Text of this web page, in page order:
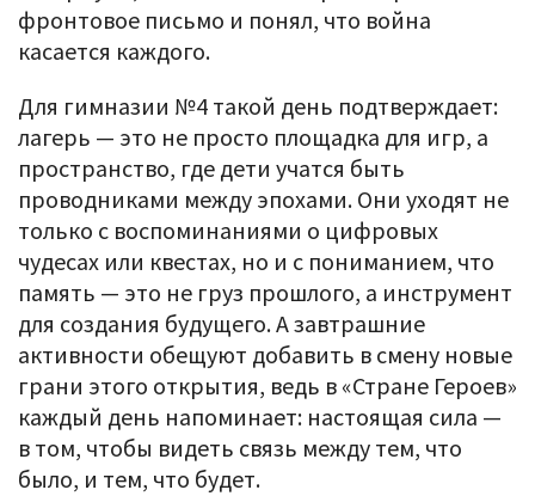
фронтовое письмо и понял, что война
касается каждого.
Для гимназии №4 такой день подтверждает:
лагерь — это не просто площадка для игр, а
пространство, где дети учатся быть
проводниками между эпохами. Они уходят не
только с воспоминаниями о цифровых
чудесах или квестах, но и с пониманием, что
память — это не груз прошлого, а инструмент
для создания будущего. А завтрашние
активности обещуют добавить в смену новые
грани этого открытия, ведь в «Стране Героев»
каждый день напоминает: настоящая сила —
в том, чтобы видеть связь между тем, что
было, и тем, что будет.